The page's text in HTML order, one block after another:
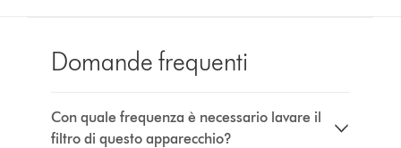
Domande frequenti
Con quale frequenza è necessario lavare il
filtro di questo apparecchio?